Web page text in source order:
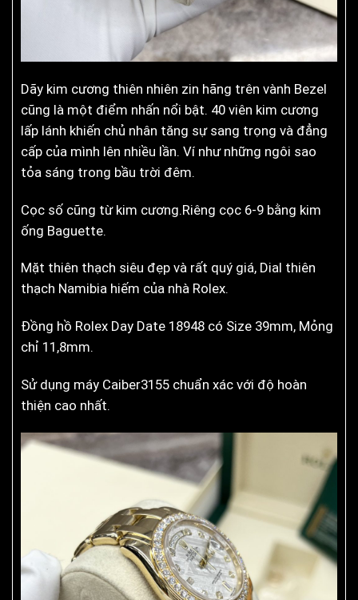
Dãy kim cương thiên nhiên zin hãng trên vành Bezel
cũng là một điểm nhấn nổi bật. 40 viên kim cương
lấp lánh khiến chủ nhân tăng sự sang trọng và đẳng
cấp của mình lên nhiều lần. Ví như những ngôi sao
tỏa sáng trong bầu trời đêm.
Cọc số cũng từ kim cương.Riêng cọc 6-9 bằng kim
ống Baguette.
Mặt thiên thạch siêu đẹp và rất quý giá, Dial thiên
thạch Namibia hiếm của nhà Rolex.
Đồng hồ Rolex Day Date 18948 có Size 39mm, Mỏng
chỉ 11,8mm.
Sử dụng máy Caiber3155 chuẩn xác với độ hoàn
thiện cao nhất.